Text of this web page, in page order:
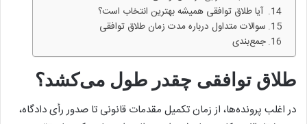
آیا طلاق توافقی همیشه بهترین انتخاب است؟
سوالات متداول درباره مدت زمان طلاق توافقی
جمع‌بندی
طلاق توافقی چقدر طول می‌کشد؟
در اغلب پرونده‌ها، از زمان تکمیل مقدمات قانونی تا صدور رأی دادگاه،